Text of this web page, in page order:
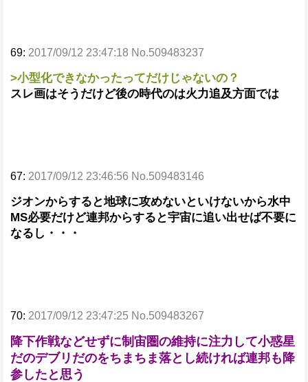
69: 2017/09/12 23:47:18 No.509483237
>小型化できなかったってだけじゃないの？
スレ画はそうだけど後の時代のは火力追及方面では
67: 2017/09/12 23:46:56 No.509483146
ジオンからすると地球に攻めないといけないから水中
MS必要だけど連邦からすると宇宙に追い出せば不要に
なるし・・・
70: 2017/09/12 23:47:25 No.509483267
降下作戦などせずに制宙圏の維持に注力して小惑星
だのデブリだのをちまちま落とし続ければ連邦も降
参したと思う